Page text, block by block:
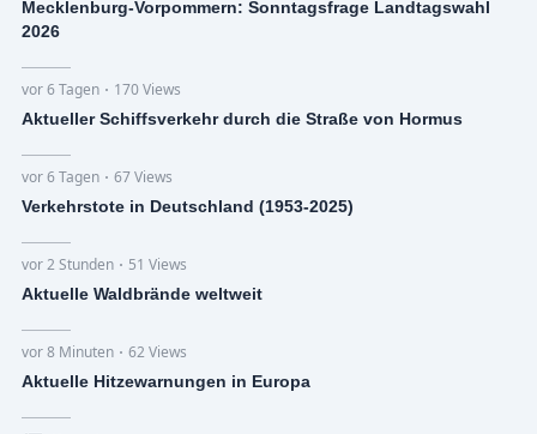
Mecklenburg-Vorpommern: Sonntagsfrage Landtagswahl
2026
Aktueller Schiffsverkehr durch die Straße von Hormus
vor 6 Tagen 170 Views
Verkehrstote in Deutschland (1953-2025)
vor 6 Tagen 67 Views
Aktuelle Waldbrände weltweit
vor 2 Stunden 51 Views
Aktuelle Hitzewarnungen in Europa
vor 8 Minuten 62 Views